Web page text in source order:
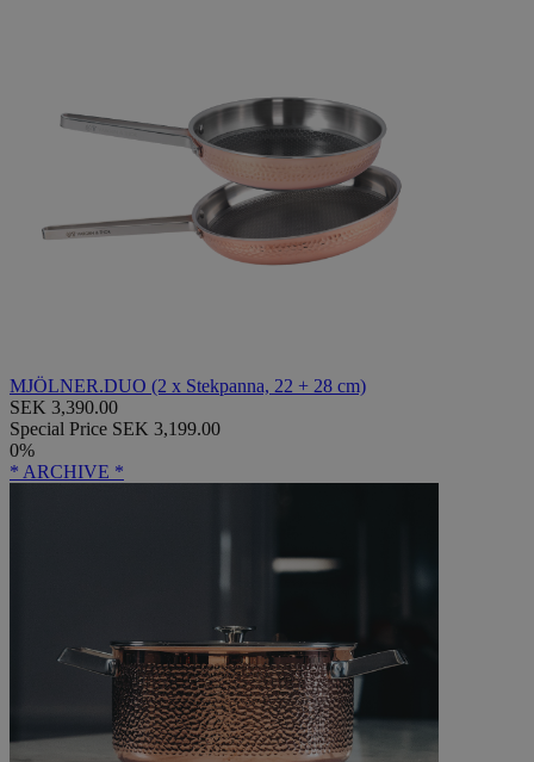
MJÖLNER.DUO (2 x Stekpanna, 22 + 28 cm)
SEK 3,390.00
Special Price SEK 3,199.00
0%
* ARCHIVE *